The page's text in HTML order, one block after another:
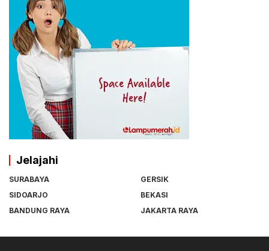
Jelajahi
SURABAYA
GERSIK
SIDOARJO
BEKASI
BANDUNG RAYA
JAKARTA RAYA